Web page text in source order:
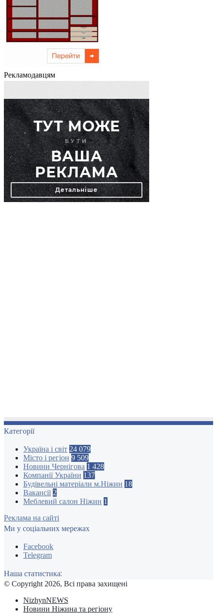
Рекламодавцям
Категорії
Україна і світ 24 079
Місто і регіон 9 509
Новини Чернігова 1 428
Компанії України 137
Будівельні матеріали м.Ніжин 18
Вакансії 2
Меблевий салон Ніжин 1
Реклама на сайті
Ми у соціальних мережах
Facebook
Telegram
Наша статистика:
© Copyright 2026, Всі права захищені
NizhynNEWS
Новини Ніжина та регіону